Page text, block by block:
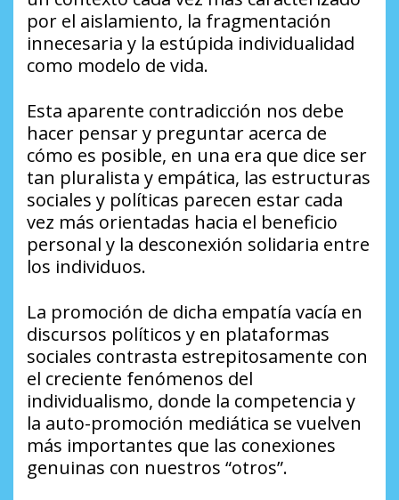
por el aislamiento, la fragmentación
innecesaria y la estúpida individualidad
como modelo de vida.
Esta aparente contradicción nos debe
hacer pensar y preguntar acerca de
cómo es posible, en una era que dice ser
tan pluralista y empática, las estructuras
sociales y políticas parecen estar cada
vez más orientadas hacia el beneficio
personal y la desconexión solidaria entre
los individuos.
La promoción de dicha empatía vacía en
discursos políticos y en plataformas
sociales contrasta estrepitosamente con
el creciente fenómenos del
individualismo, donde la competencia y
la auto-promoción mediática se vuelven
más importantes que las conexiones
genuinas con nuestros “otros”.